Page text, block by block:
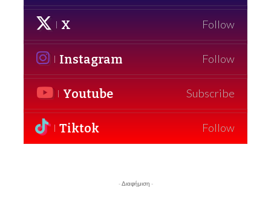
X Follow
Instagram Follow
Youtube Subscribe
Tiktok Follow
- Διαφήμιση -